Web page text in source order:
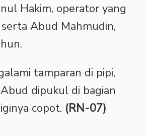
Hakim, operator yang
Abud Mahmudin,
tamparan di pipi,
dipukul di bagian
copot. (RN-07)